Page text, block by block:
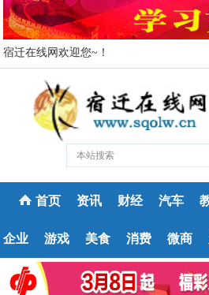
宿迁在线网欢迎您~！
首页 资讯 财经 汽车
企业 游戏 美食 消费 微商